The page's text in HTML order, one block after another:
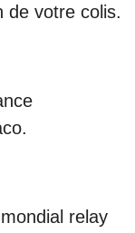
de votre colis.
relay